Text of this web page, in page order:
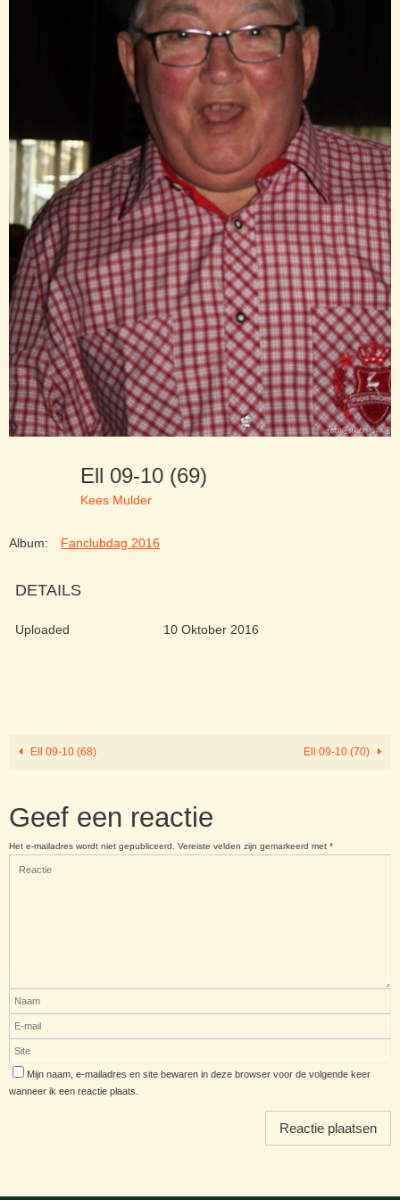
Ell 09-10 (69)
Kees Mulder
Album: Fanclubdag 2016
DETAILS
Uploaded 10 Oktober 2016
Ell 09-10 (68) Ell 09-10 (70)
Geef een reactie
Het e-mailadres wordt niet gepubliceerd. Vereiste velden zijn gemarkeerd met *
Mijn naam, e-mailadres en site bewaren in deze browser voor de volgende keer
wanneer ik een reactie plaats.